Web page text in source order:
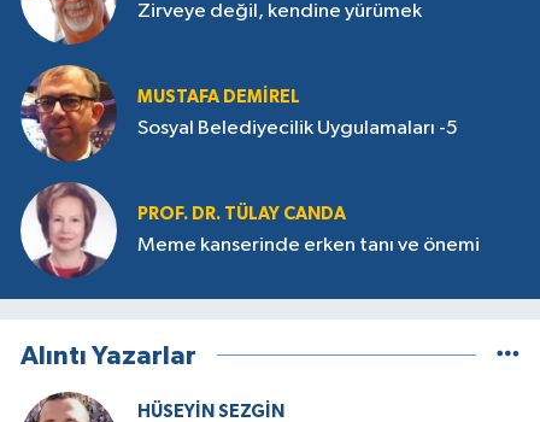
Zirveye değil, kendine yürümek
MUSTAFA DEMIREL
Sosyal Belediyecilik Uygulamaları -5
PROF. DR. TÜLAY CANDA
Meme kanserinde erken tanı ve önemi
Alıntı Yazarlar
HÜSEYIN SEZGIN